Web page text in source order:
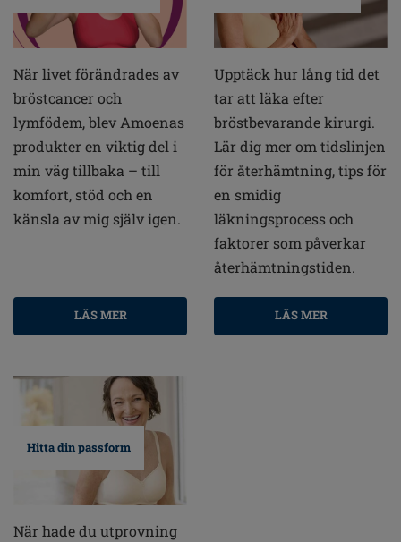
När livet förändrades av
bröstcancer och
lymfödem, blev Amoenas
produkter en viktig del i
min väg tillbaka – till
komfort, stöd och en
känsla av mig själv igen.
LÄS MER
Upptäck hur lång tid det
tar att läka efter
bröstbevarande kirurgi.
Lär dig mer om tidslinjen
för återhämtning, tips för
en smidig
läkningsprocess och
faktorer som påverkar
återhämtningstiden.
LÄS MER
Hitta din passform
När hade du utprovning